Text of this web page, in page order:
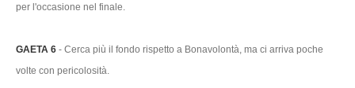
per l'occasione nel finale.
GAETA 6 - Cerca più il fondo rispetto a Bonavolontà, ma ci arriva poche
volte con pericolosità.